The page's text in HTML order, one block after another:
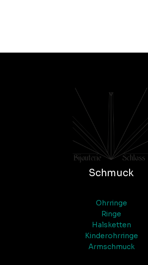
Schmuck
Ohrringe
Ringe
Halsketten
Kinderohrringe
Armschmuck